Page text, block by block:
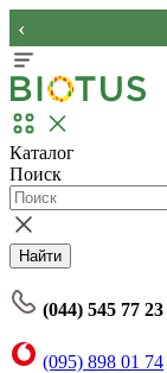
‹
Каталог
Поиск
Найти
(044) 545 77 23
(095) 898 01 74